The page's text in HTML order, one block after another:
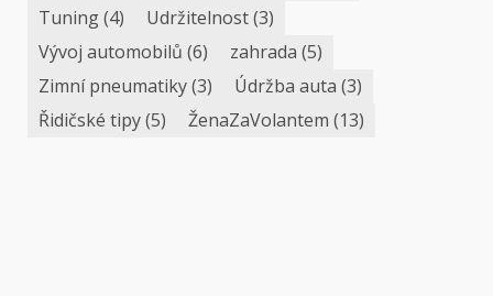
Tuning(4) Udržitelnost(3)
Vývoj automobilů (6) zahrada (5)
Zimní pneumatiky(3) Údržba auta (3)
Řidičské tipy(5) ŽenaZaVolantem (13)